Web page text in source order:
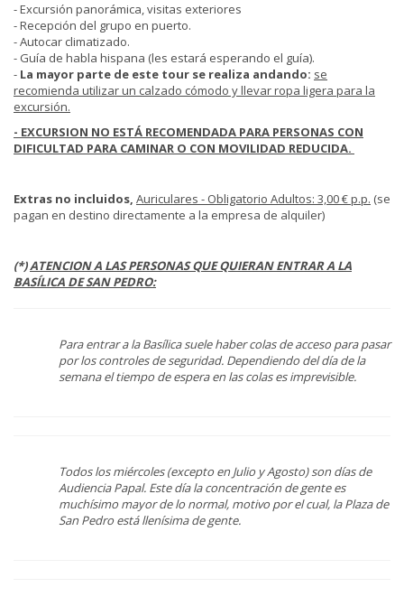
- Excursión panorámica, visitas exteriores
- Recepción del grupo en puerto.
- Autocar climatizado.
- Guía de habla hispana (les estará esperando el guía).
- La mayor parte de este tour se realiza andando: se
recomienda utilizar un calzado cómodo y llevar ropa ligera para la
excursión.
- EXCURSION NO ESTÁ RECOMENDADA PARA PERSONAS CON
DIFICULTAD PARA CAMINAR O CON MOVILIDAD REDUCIDA.
Extras no incluidos, Auriculares - Obligatorio Adultos: 3,00 € p.p. (se
pagan en destino directamente a la empresa de alquiler)
(*)ATENCION A LAS PERSONAS QUE QUIERAN ENTRAR A LA
BASÍLICA DE SAN PEDRO:
Para entrar a la Basílica suele haber colas de acceso para pasar
por los controles de seguridad. Dependiendo del día de la
semana el tiempo de espera en las colas es imprevisible.
Todos los miércoles (excepto en Julio y Agosto) son días de
Audiencia Papal. Este día la concentración de gente es
muchísimo mayor de lo normal, motivo por el cual, la Plaza de
San Pedro está llenísima de gente.